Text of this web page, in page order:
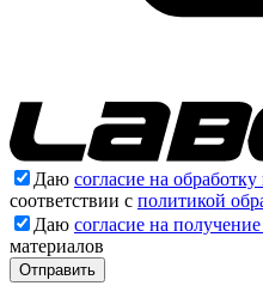
Даю согласие на
соответствии с политикой
Даю согласие на
материалов
Отправить